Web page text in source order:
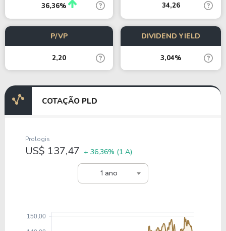
36,36% 34,26
P/VP
2,20
DIVIDEND YIELD
3,04%
COTAÇÃO PLD
1 ano
Prologis
US$ 137,47 + 36,36% (1 A)